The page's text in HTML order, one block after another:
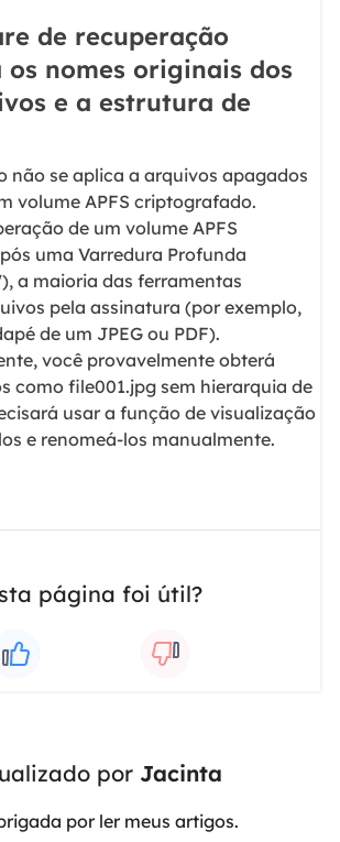
de recuperação
nomes originais dos
e a estrutura de
não se aplica a arquivos apagados
volume APFS criptografado.
de um volume APFS
uma Varredura Profunda
a maioria das ferramentas
pela assinatura (por exemplo,
de um JPEG ou PDF).
você provavelmente obterá
como file001.jpg sem hierarquia de
usar a função de visualização
e renomeá-los manualmente.
página foi útil?
por Jacinta
por ler meus artigos.